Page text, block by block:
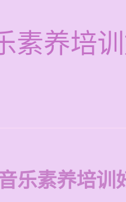
素养培
乐素养培训